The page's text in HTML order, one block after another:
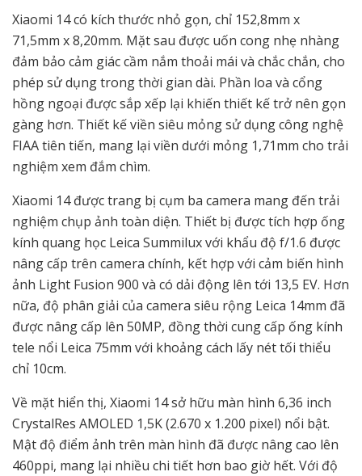
Xiaomi 14 có kích thước nhỏ gọn, chỉ 152,8mm x
71,5mm x 8,20mm. Mặt sau được uốn cong nhẹ nhàng
đảm bảo cảm giác cầm nắm thoải mái và chắc chắn, cho
phép sử dụng trong thời gian dài. Phần loa và cổng
hồng ngoại được sắp xếp lại khiến thiết kế trở nên gọn
gàng hơn. Thiết kế viền siêu mỏng sử dụng công nghệ
FIAA tiên tiến, mang lại viền dưới mỏng 1,71mm cho trải
nghiệm xem đắm chìm.
Xiaomi 14 được trang bị cụm ba camera mang đến trải
nghiệm chụp ảnh toàn diện. Thiết bị được tích hợp ống
kính quang học Leica Summilux với khẩu độ f/1.6 được
nâng cấp trên camera chính, kết hợp với cảm biến hình
ảnh Light Fusion 900 và có dải động lên tới 13,5 EV. Hơn
nữa, độ phân giải của camera siêu rộng Leica 14mm đã
được nâng cấp lên 50MP, đồng thời cung cấp ống kính
tele nổi Leica 75mm với khoảng cách lấy nét tối thiểu
chỉ 10cm.
Về mặt hiển thị, Xiaomi 14 sở hữu màn hình 6,36 inch
CrystalRes AMOLED 1,5K (2.670 x 1.200 pixel) nổi bật.
Mật độ điểm ảnh trên màn hình đã được nâng cao lên
460ppi, mang lại nhiều chi tiết hơn bao giờ hết. Với độ